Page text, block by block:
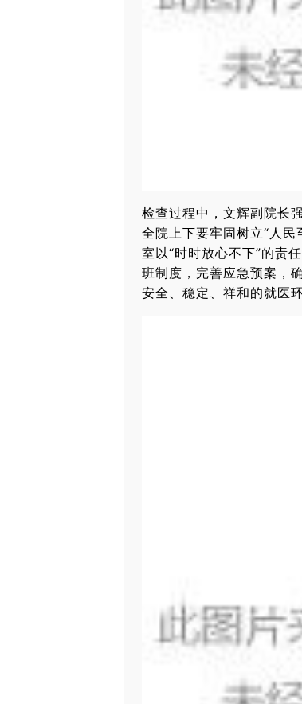
检查过程中，文辉副院长
全院上下要牢固树立“人
室以“时时放心不下”的责
班制度，完善应急预案，
安全、稳定、祥和的就医环